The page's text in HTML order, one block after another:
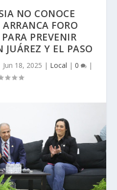
NO CONOCE
ARRANCA FORO
PREVENIR
JUÁREZ Y EL PASO
Jun 18, 2025 | Local | 0 |